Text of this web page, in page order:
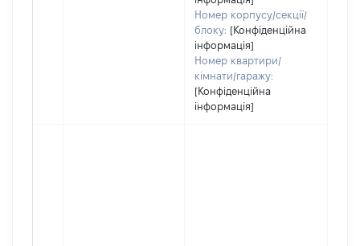
Номер корпусу/секції/
блоку: [Конфіденційна
інформація]
Номер квартири/
кімнати/гаражу:
[Конфіденційна
інформація]